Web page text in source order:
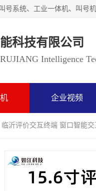
科技有限公司
Intelligence
企业视频
临沂评价交互终端 窗口智能